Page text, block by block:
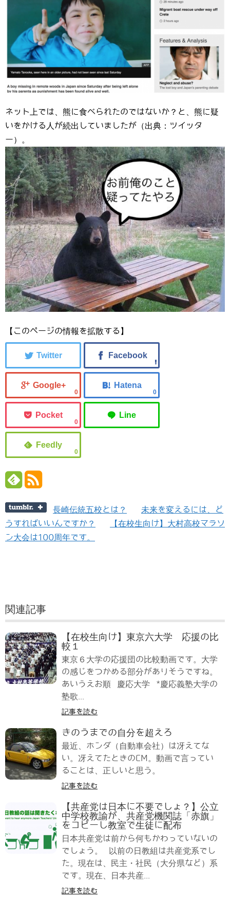
ネット上では、熊に食べられたのではないか？と、熊に疑
いをかける人が続出していましたが（出典：ツイッタ
ー）。
【このページの情報を拡散する】
0 0
0
0
長崎伝統五校とは？
未来を変えるには、ど
うすればいいんですか？
【在校生向け】大村高校マラソ
ン大会は100周年です。
関連記事
【在校生向け】東京六大学 応援の比
較１
東京６大学の応援団の比較動画です。大学
の感じをつかめる部分がありそうですね。
あいうえお順 慶応大学 *慶応義塾大学の
塾歌...
記事を読む
きのうまでの自分を超えろ
最近、ホンダ（自動車会社）は冴えてな
い。冴えてたときのCM。動画で言ってい
ることは、正しいと思う。
記事を読む
【共産党は日本に不要でしょ？】公立
中学校教諭が、共産党機関誌「赤旗」
をコピーし教室で生徒に配布
日本共産党は前から何もかわっていないの
でしょう。 以前の日教組は共産党系でし
た。現在は、民主・社民（大分県など）系
です。現在、日本共産...
記事を読む